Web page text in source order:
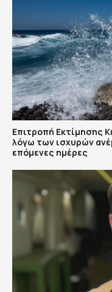
Επιτροπή Εκτίμησης
λόγω των ισχυρών
επόμενες ημέρες